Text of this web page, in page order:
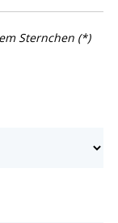
Sternchen (*)